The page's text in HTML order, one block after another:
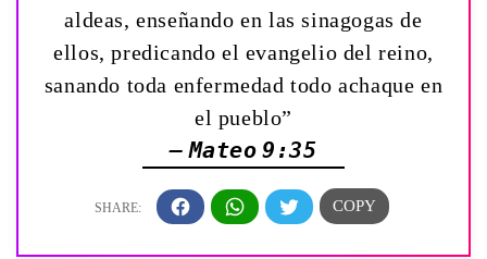
aldeas, enseñando en las sinagogas de
ellos, predicando el evangelio del reino,
sanando toda enfermedad todo achaque en
el pueblo”
— Mateo 9:35